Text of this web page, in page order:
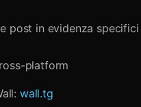
post in evidenza specifici
platform
wall.tg